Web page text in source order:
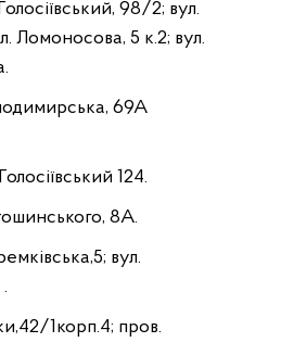
98/2; вул.
Ломоносова, 5 к.2; вул.
69А
124.
8А.
вул.
1корп.4; пров.